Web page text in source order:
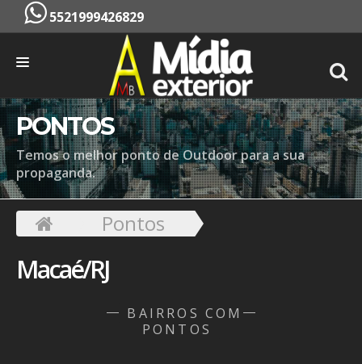
5521999426829
INÍCIO
EMPRESA
SERVIÇOS
PONTOS
CONTATO
ORÇAMENTO
PONTOS
Temos o melhor ponto de Outdoor para a sua
propaganda.
Pontos
Macaé/RJ
BAIRROS COM
PONTOS